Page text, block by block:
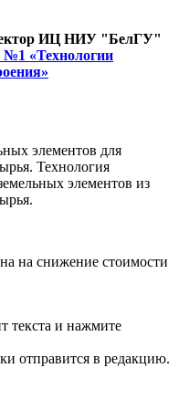
ИЦ НИУ "БелГУ"
«Технологии
элементов для
Технология
элементов из
на снижение стоимости
текста и нажмите
отправится в редакцию.